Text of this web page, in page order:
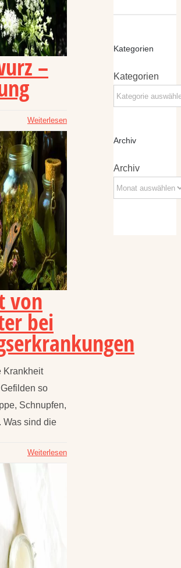
–
Weiterlesen
von
bei
Krankheit
so
Schnupfen,
Was sind die
Weiterlesen
Kategorien
Kategorien
Archiv
Archiv